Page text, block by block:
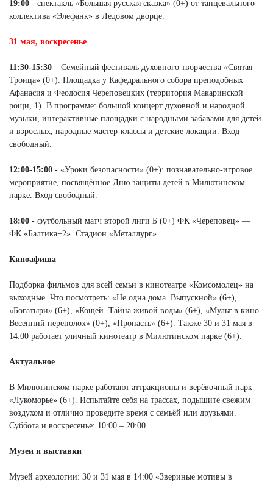
19:00 - спектакль «Большая русская сказка» (0+) от танцевального
коллектива «Элефанк» в Ледовом дворце.
31 мая, воскресенье
11:30-15:30 – Семейный фестиваль духовного творчества «Святая
Троица» (0+). Площадка у Кафедрального собора преподобных
Афанасия и Феодосия Череповецких (территория Макаринской
рощи, 1). В программе: большой концерт духовной и народной
музыки, интерактивные площадки с народными забавами для детей
и взрослых, народные мастер-классы и детские локации. Вход
свободный.
12:00-15:00 - «Уроки безопасности» (0+): познавательно-игровое
мероприятие, посвящённое Дню защиты детей в Милютинском
парке. Вход свободный.
18:00 - футбольный матч второй лиги Б (0+) ФК «Череповец» —
ФК «Балтика−2». Стадион «Металлург».
Киноафиша
Подборка фильмов для всей семьи в кинотеатре «Комсомолец» на
выходные. Что посмотреть: «Не одна дома. Выпускной» (6+),
«Богатыри» (6+), «Кощей. Тайна живой воды» (6+), «Мульт в кино.
Весенний переполох» (0+), «Пропасть» (6+). Также 30 и 31 мая в
14:00 работает уличный кинотеатр в Милютинском парке (6+).
Актуальное
В Милютинском парке работают аттракционы и верёвочный парк
«Лукоморье» (6+). Испытайте себя на трассах, подышите свежим
воздухом и отлично проведите время с семьёй или друзьями.
Суббота и воскресенье: 10:00 – 20:00.
Музеи и выставки
Музей археологии: 30 и 31 мая в 14:00 «Звериные мотивы в